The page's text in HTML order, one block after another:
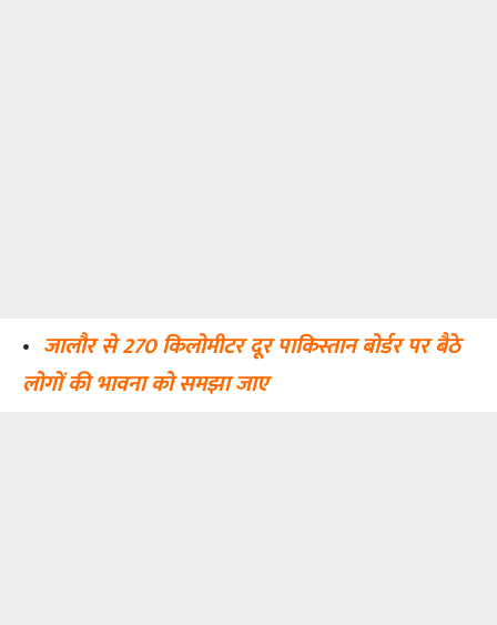
• जालौर से 270 किलोमीटर दूर पाकिस्तान बोर्डर पर बैठे
लोगों की भावना को समझा जाए